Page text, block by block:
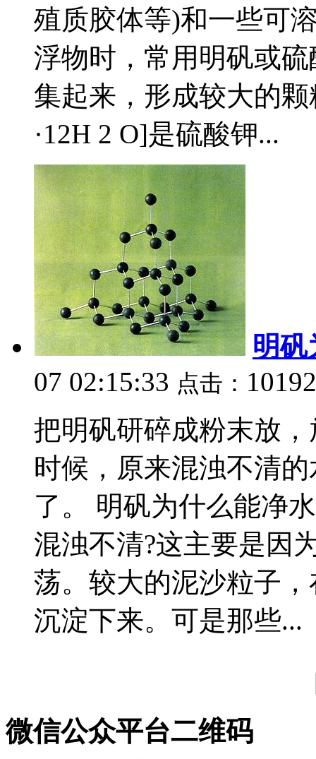
殖质胶体等)和一些可
浮物时，常用明矾或
集起来，形成较大的
·12H 2 O]是硫酸钾...
明矾
07 02:15:33 点击：
把明矾研碎成粉末放
时候，原来混浊不清
了。 明矾为什么能净
混浊不清?这主要是因
荡。较大的泥沙粒子
沉淀下来。可是那些...
微信公众平台二维码